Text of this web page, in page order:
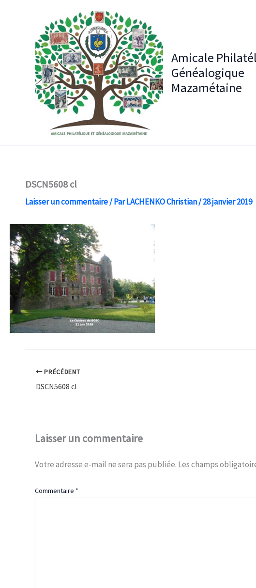
Amicale
Généalogique
Mazamétaine
DSCN5608 cl
Laisser un commentaire/ ParLACHENKO Christian/28 janvier 2019
PRÉCÉDENT
DSCN5608 cl
Laisser un commentaire
Votre adresse e-mail ne sera pas publiée. Les champs
Commentaire *